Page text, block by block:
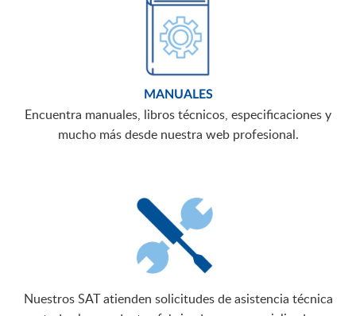
MANUALES
Encuentra manuales, libros técnicos, especificaciones y
mucho más desde nuestra web profesional.
Nuestros SAT atienden solicitudes de asistencia técnica